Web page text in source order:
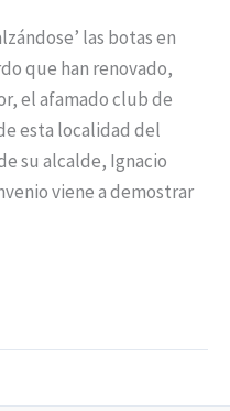
las botas en
que han renovado,
el afamado club de
esta localidad del
su alcalde, Ignacio
viene a demostrar